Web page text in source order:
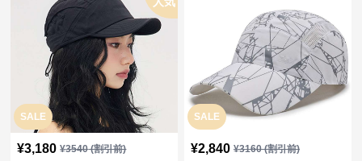
SALE
¥3,180 ¥3540(割引前)
SALE
¥2,840 ¥3160(割引前)